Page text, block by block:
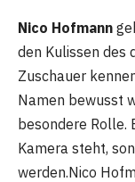
Nico Hofmann
den Kulissen des
Zuschauer
Namen bewusst
besondere Rolle.
Kamera steht,
werden.Nico